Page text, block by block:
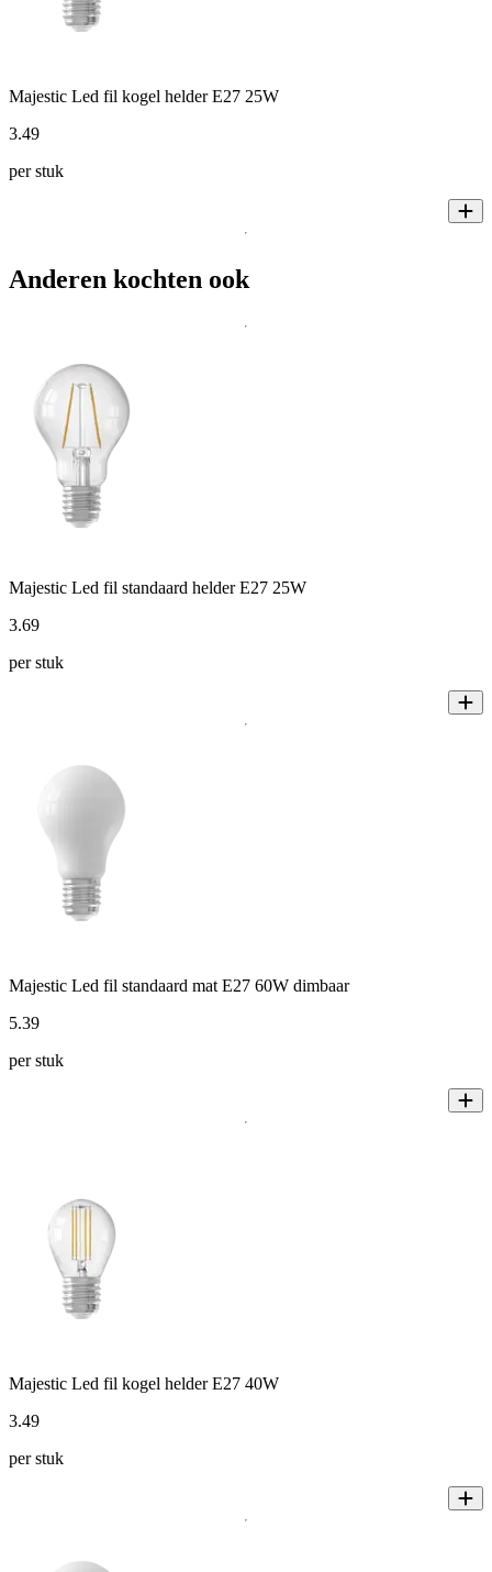
Majestic Led fil kogel helder E27 25W
3.49
per stuk
Anderen kochten ook
Majestic Led fil standaard helder E27 25W
3.69
per stuk
Majestic Led fil standaard mat E27 60W dimbaar
5.39
per stuk
Majestic Led fil kogel helder E27 40W
3.49
per stuk